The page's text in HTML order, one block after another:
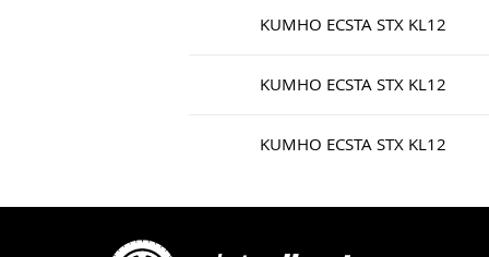
KUMHO ECSTA STX KL12
KUMHO ECSTA STX KL12
KUMHO ECSTA STX KL12